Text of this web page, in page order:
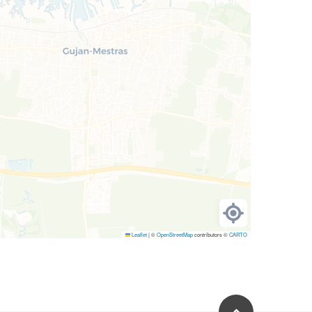
Leaflet|©OpenStreetMapcontributors ©CARTO
Me localiser